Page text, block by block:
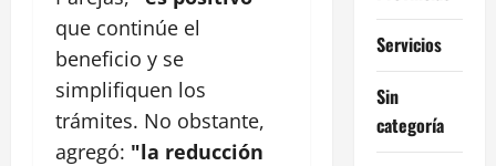
que continúe el
beneficio y se
simplifiquen los
trámites. No obstante,
agregó: "la reducción
Servicios
Sin
categoría